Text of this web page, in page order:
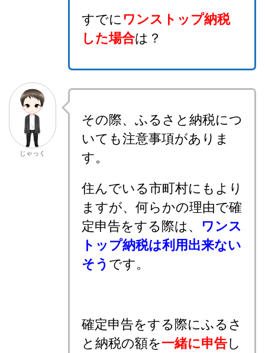
すでに ワンストップ納税
した場合は？
じゃっく
その際、ふるさと納税につ
いても注意事項がありま
す。
住んでいる市町村にもより
ますが、何らかの理由で確
定申告をする際は、
ワンス
トップ納税は利用出来ない
そう です。
確定申告をする際にふるさ
と納税の額を一緒に申告し